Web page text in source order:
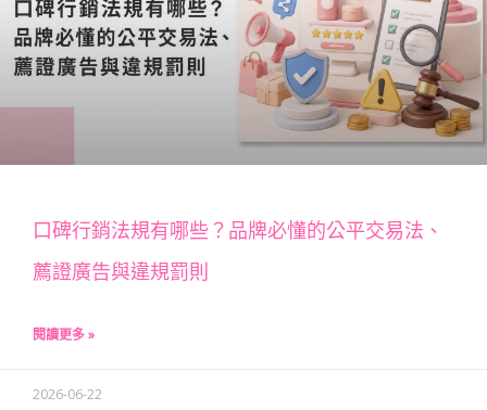
口碑行銷法規有哪些？品牌必懂的公平交易法、
薦證廣告與違規罰則
閱讀更多 »
2026-06-22